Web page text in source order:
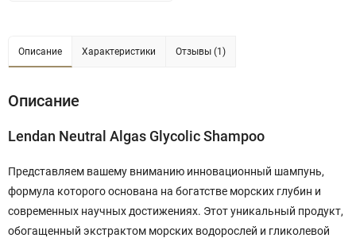
Описание Характеристики Отзывы (1)
Описание
Lendan Neutral Algas Glycolic Shampoo
Представляем вашему вниманию инновационный шампунь,
формула которого основана на богатстве морских глубин и
современных научных достижениях. Этот уникальный продукт,
обогащенный экстрактом морских водорослей и гликолевой